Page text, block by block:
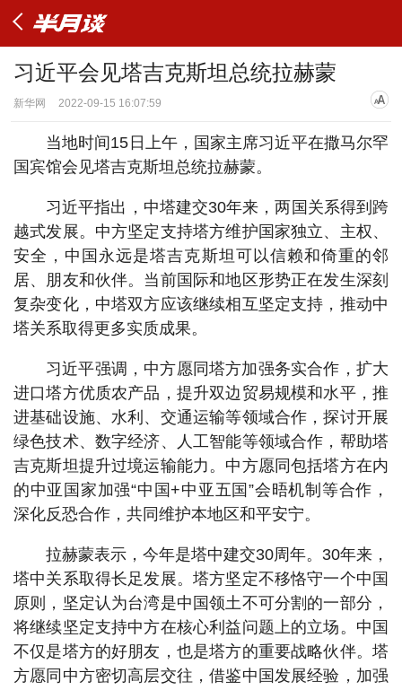
习近平会见塔吉克斯坦总统拉赫蒙
新华网 2022-09-15 16:07:59
当地时间15日上午，国家主席习近平在撒马尔罕
国宾馆会见塔吉克斯坦总统拉赫蒙。
习近平指出，中塔建交30年来，两国关系得到跨
越式发展。中方坚定支持塔方维护国家独立、主权、
安全，中国永远是塔吉克斯坦可以信赖和倚重的邻
居、朋友和伙伴。当前国际和地区形势正在发生深刻
复杂变化，中塔双方应该继续相互坚定支持，推动中
塔关系取得更多实质成果。
习近平强调，中方愿同塔方加强务实合作，扩大
进口塔方优质农产品，提升双边贸易规模和水平，推
进基础设施、水利、交通运输等领域合作，探讨开展
绿色技术、数字经济、人工智能等领域合作，帮助塔
吉克斯坦提升过境运输能力。中方愿同包括塔方在内
的中亚国家加强“中国+中亚五国”会晤机制等合作，
深化反恐合作，共同维护本地区和平安宁。
拉赫蒙表示，今年是塔中建交30周年。30年来，
塔中关系取得长足发展。塔方坚定不移恪守一个中国
原则，坚定认为台湾是中国领土不可分割的一部分，
将继续坚定支持中方在核心利益问题上的立场。中国
不仅是塔方的好朋友，也是塔方的重要战略伙伴。塔
方愿同中方密切高层交往，借鉴中国发展经验，加强